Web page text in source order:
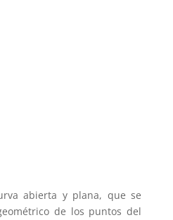
abierta y plana, que se
de los puntos del